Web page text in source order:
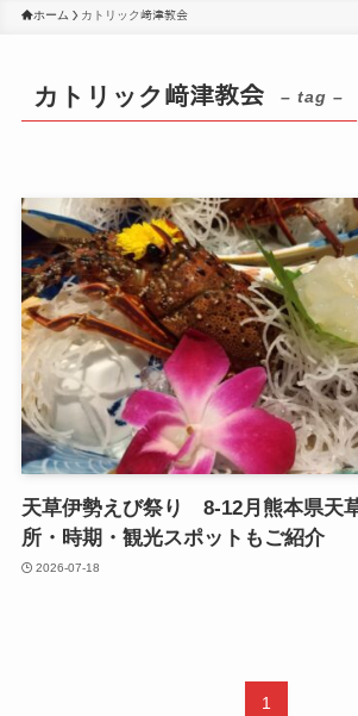
ホーム カトリック﨑津教会
カトリック﨑津教会 – tag –
天草伊勢えび祭り 8-12月熊本県天
所・時期・観光スポットもご紹介
2026-07-18
1